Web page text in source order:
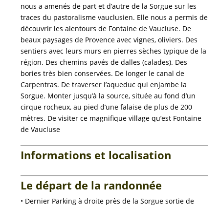
nous a amenés de part et d’autre de la Sorgue sur les
traces du pastoralisme vauclusien. Elle nous a permis de
découvrir les alentours de Fontaine de Vaucluse. De
beaux paysages de Provence avec vignes, oliviers. Des
sentiers avec leurs murs en pierres sèches typique de la
région. Des chemins pavés de dalles (calades). Des
bories très bien conservées. De longer le canal de
Carpentras. De traverser l’aqueduc qui enjambe la
Sorgue. Monter jusqu’à la source, située au fond d’un
cirque rocheux, au pied d’une falaise de plus de 200
mètres. De visiter ce magnifique village qu’est Fontaine
de Vaucluse
Informations et localisation
Le départ de la randonnée
• Dernier Parking à droite près de la Sorgue sortie de